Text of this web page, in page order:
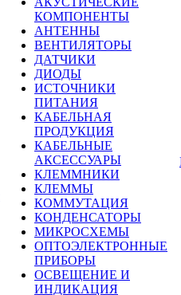
КОМПОНЕНТЫ
АНТЕННЫ
ВЕНТИЛЯТОРЫ
ДАТЧИКИ
ДИОДЫ
ИСТОЧНИКИ
ПИТАНИЯ
КАБЕЛЬНАЯ
ПРОДУКЦИЯ
КАБЕЛЬНЫЕ
АКСЕССУАРЫ
КЛЕММНИКИ
КЛЕММЫ
КОММУТАЦИЯ
КОНДЕНСАТОРЫ
МИКРОСХЕМЫ
ОПТОЭЛЕКТРОННЫЕ
ПРИБОРЫ
ОСВЕЩЕНИЕ И
ИНДИКАЦИЯ